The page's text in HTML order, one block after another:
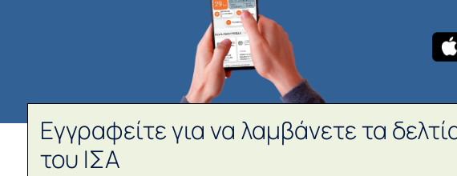
Εγγραφείτε για να λαμβάνετε τα
του ΙΣΑ